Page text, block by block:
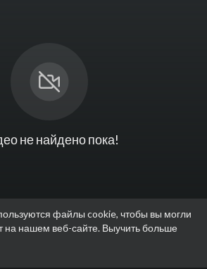
файлы cookie, чтобы вы могли
на нашем веб-сайте. Выучить больше
не найдено пока!